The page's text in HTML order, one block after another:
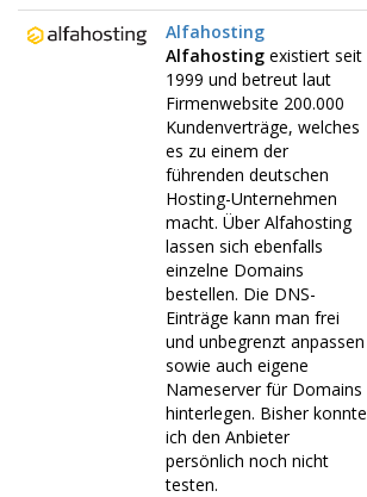
Alfahosting
Alfahosting existiert seit
1999 und betreut laut
Firmenwebsite 200.000
Kundenverträge, welches
es zu einem der
führenden deutschen
Hosting-Unternehmen
macht. Über Alfahosting
lassen sich ebenfalls
einzelne Domains
bestellen. Die DNS-
Einträge kann man frei
und unbegrenzt anpassen
sowie auch eigene
Nameserver für Domains
hinterlegen. Bisher konnte
ich den Anbieter
persönlich noch nicht
testen.